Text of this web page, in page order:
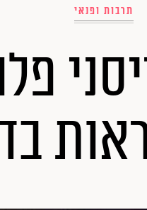
תרבות ופנאי